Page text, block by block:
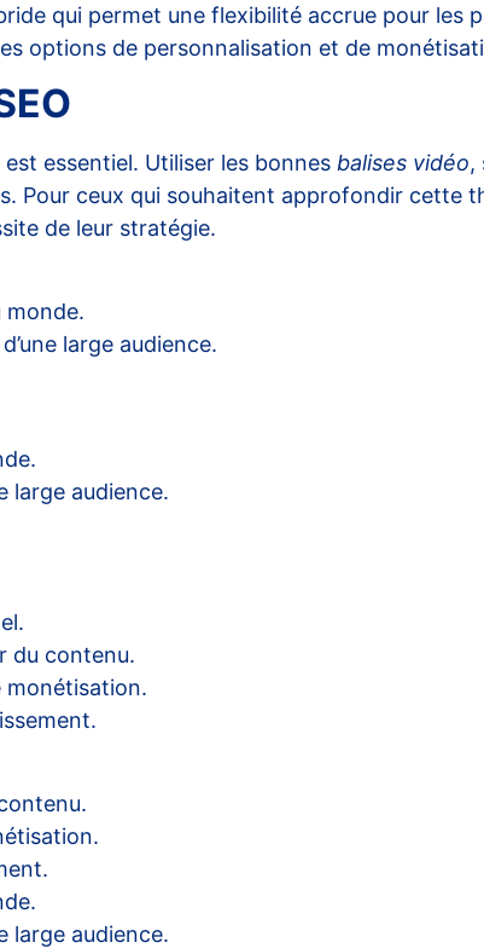
qui permet une flexibilité accrue pour les
options de personnalisation et de
essentiel. Utiliser les bonnes balises vidéo,
Pour ceux qui souhaitent approfondir cette
de leur stratégie.
monde.
large audience.
large audience.
du contenu.
monétisation.
large audience.